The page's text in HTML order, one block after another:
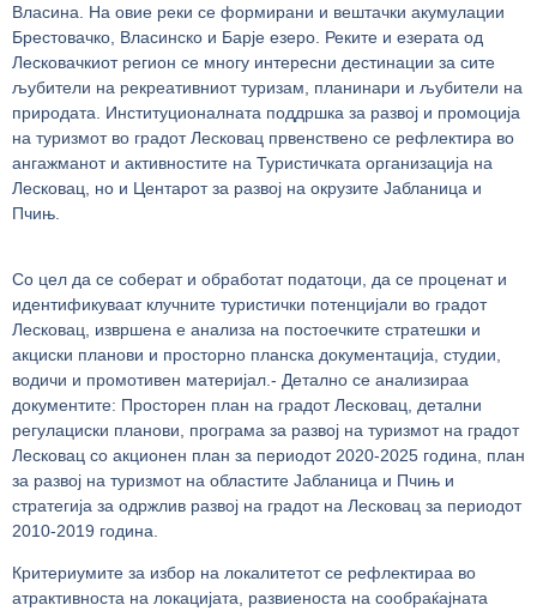
Власина. На овие реки се формирани и вештачки акумулации
Брестовачко, Власинско и Барје езеро. Реките и езерата од
Лесковачкиот регион се многу интересни дестинации за сите
љубители на рекреативниот туризам, планинари и љубители на
природата. Институционалната поддршка за развој и промоција
на туризмот во градот Лесковац првенствено се рефлектира во
ангажманот и активностите на Туристичката организација на
Лесковац, но и Центарот за развој на окрузите Јабланица и
Пчињ.
Со цел да се соберат и обработат податоци, да се проценат и
идентификуваат клучните туристички потенцијали во градот
Лесковац, извршена е анализа на постоечките стратешки и
акциски планови и просторно планска документација, студии,
водичи и промотивен материјал.- Детално се анализираа
документите: Просторен план на градот Лесковац, детални
регулациски планови, програма за развој на туризмот на градот
Лесковац со акционен план за периодот 2020-2025 година, план
за развој на туризмот на областите Јабланица и Пчињ и
стратегија за одржлив развој на градот на Лесковац за периодот
2010-2019 година.
Критериумите за избор на локалитетот се рефлектираа во
атрактивноста на локацијата, развиеноста на сообраќајната